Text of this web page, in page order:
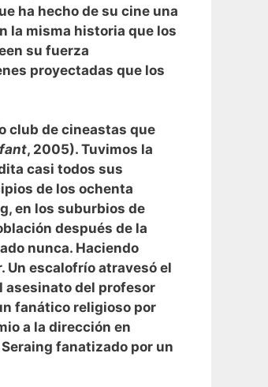
ha hecho de su cine una
la misma historia que los
su fuerza
proyectadas que los
club de cineastas que
, 2005). Tuvimos la
casi todos sus
de los ochenta
en los suburbios de
después de la
nunca. Haciendo
Un escalofrío atravesó el
asesinato del profesor
fanático religioso por
a la dirección en
fanatizado por un